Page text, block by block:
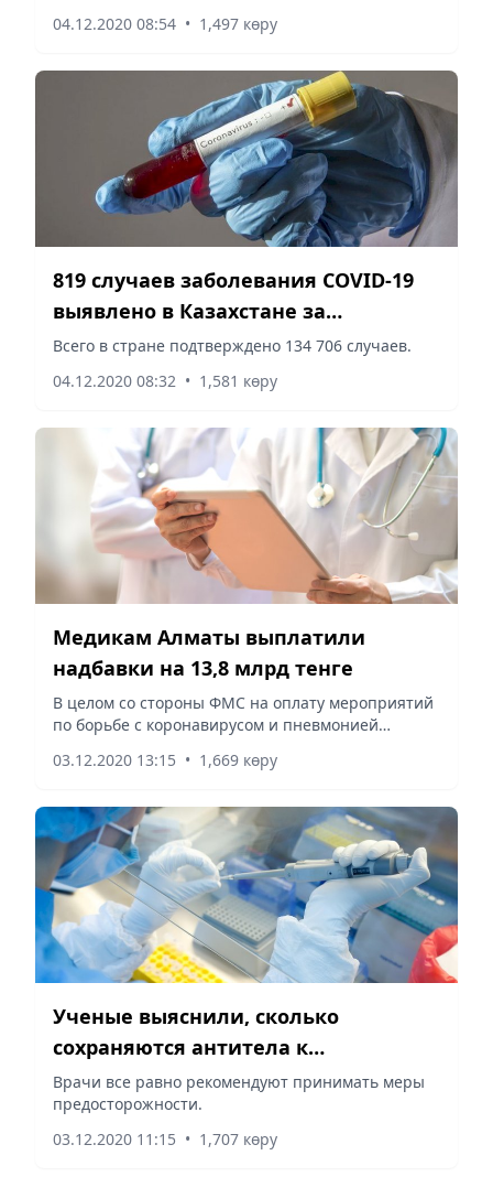
04.12.2020 08:54 • 1,497 көру
819 случаев заболевания COVID-19
выявлено в Казахстане за
прошедшие сутки
Всего в стране подтверждено 134 706 случаев.
04.12.2020 08:32 • 1,581 көру
Медикам Алматы выплатили
надбавки на 13,8 млрд тенге
В целом со стороны ФМС на оплату мероприятий
по борьбе с коронавирусом и пневмонией
03.12.2020 13:15 • 1,669 көру
Ученые выяснили, сколько
сохраняются антитела к
коронавирусу
Врачи все равно рекомендуют принимать меры
предосторожности.
03.12.2020 11:15 • 1,707 көру